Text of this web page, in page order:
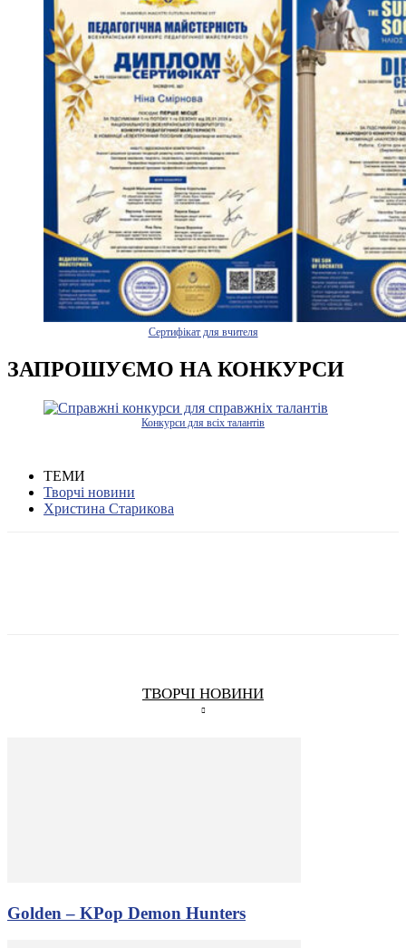
Сертифікат для вчителя
ЗАПРОШУЄМО НА КОНКУРСИ
Конкурси для всіх талантів
ТЕМИ
Творчі новини
Христина Старикова
ТВОРЧІ НОВИНИ
Golden – KPop Demon Hunters